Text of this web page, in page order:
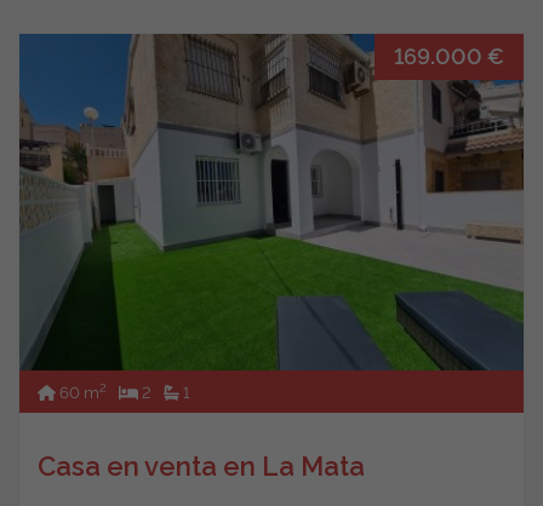
169.000 €
60 m2 2 1
Casa en venta en La Mata